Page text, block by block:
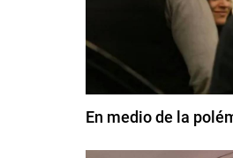
En medio de la